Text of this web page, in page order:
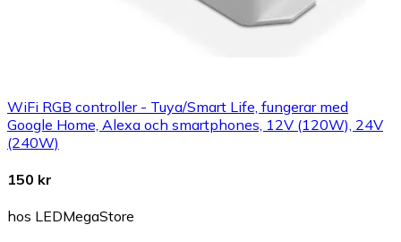
WiFi RGB controller - Tuya/Smart Life, fungerar med
Google Home, Alexa och smartphones, 12V (120W), 24V
(240W)
150 kr
hos LEDMegaStore